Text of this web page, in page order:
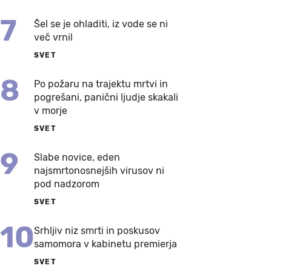
7
Šel se je ohladiti, iz vode se ni
več vrnil
SVET
8
Po požaru na trajektu mrtvi in
pogrešani, panični ljudje skakali
v morje
SVET
9
Slabe novice, eden
najsmrtonosnejših virusov ni
pod nadzorom
SVET
10Srhljiv niz smrti in poskusov
samomora v kabinetu premierja
SVET